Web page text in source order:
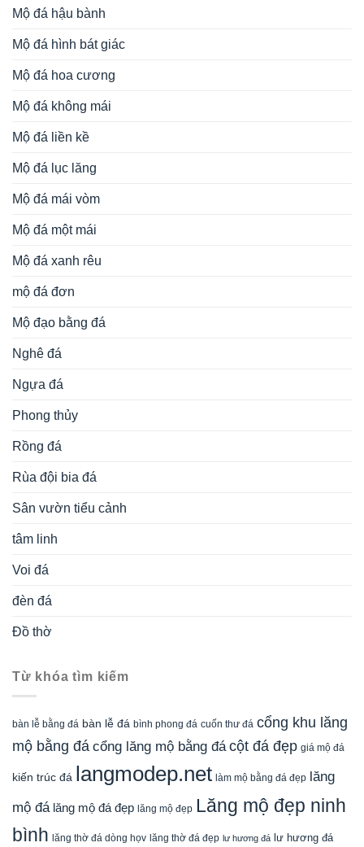
Mộ đá hậu bành
Mộ đá hình bát giác
Mộ đá hoa cương
Mộ đá không mái
Mộ đá liền kề
Mộ đá lục lăng
Mộ đá mái vòm
Mộ đá một mái
Mộ đá xanh rêu
mộ đá đơn
Mộ đạo bằng đá
Nghê đá
Ngựa đá
Phong thủy
Rồng đá
Rùa đội bia đá
Sân vườn tiểu cảnh
tâm linh
Voi đá
đèn đá
Đồ thờ
Từ khóa tìm kiếm
bàn lễ bằng đá bàn lễ đá bình phong đá cuốn thư đá cổng khu lăng
mộ bằng đá cổng lăng mộ bằng đá cột đá đẹp giá mộ đá
kiến trúc đá langmodep.net làm mộ bằng đá đẹp lăng
mộ đá lăng mộ đá đẹp lăng mộ đẹp Lăng mộ đẹp ninh
bình lăng thờ đá dòng họv lăng thờ đá đẹp lư hương đá lư hương đá